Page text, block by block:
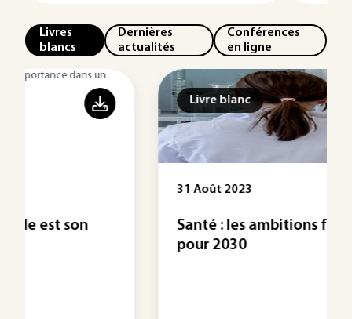
Livres
blancs
Dernières
actualités
Conférences
en ligne
Livre blanc
Santé : les ambitions françaises